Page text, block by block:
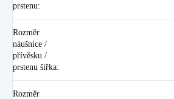
prstenu:
Rozměr
náušnice /
přívěsku /
prstenu šířka:
Rozměr